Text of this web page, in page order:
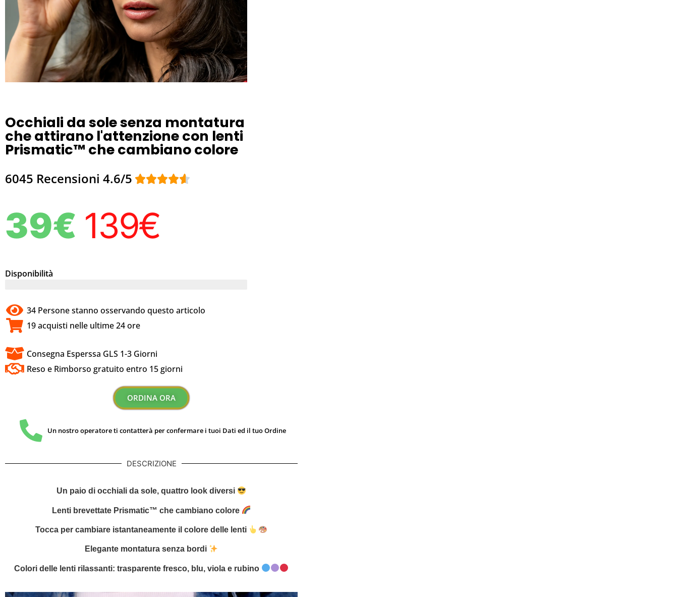
Occhiali da sole senza montatura
che attirano l'attenzione con lenti
Prismatic™ che cambiano colore
6045 Recensioni 4.6/5 
39€ 139€
Disponibilità
34 Persone stanno osservando questo articolo
19 acquisti nelle ultime 24 ore
Consegna Esperssa GLS 1-3 Giorni
Reso e Rimborso gratuito entro 15 giorni
ORDINA ORA
Un nostro operatore ti contatterà per confermare i tuoi Dati ed il tuo Ordine
DESCRIZIONE
Un paio di occhiali da sole, quattro look diversi
Lenti brevettate Prismatic™ che cambiano colore
Tocca per cambiare istantaneamente il colore delle lenti
Elegante montatura senza bordi
Colori delle lenti rilassanti: trasparente fresco, blu, viola e rubino